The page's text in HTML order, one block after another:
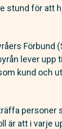
stund för att
Förbund
lever upp
kund och
personer
är att i varje